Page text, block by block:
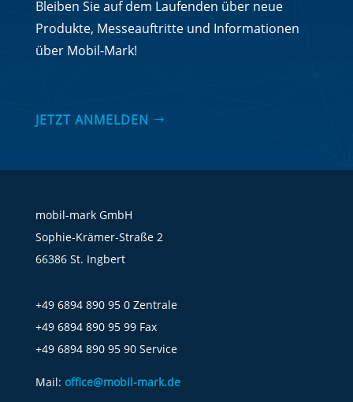
Bleiben Sie auf dem Laufenden über neue
Produkte, Messeauftritte und Informationen
über Mobil-Mark!
JETZT ANMELDEN
mobil-mark GmbH
Sophie-Krämer-Straße 2
66386 St. Ingbert
+49 6894 890 95 0 Zentrale
+49 6894 890 95 99 Fax
+49 6894 890 95 90 Service
Mail: office@mobil-mark.de